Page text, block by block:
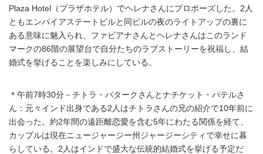
Plaza Hotel（プラザホテル）でヘレナさんにプロポーズした。2人
ともエンパイアステートビルと同ビルの夜のライトアップの裏に
ある意味に魅入られ、ファビアナさんとヘレナさんはこのランド
マークの86階の展望台で自分たちのラブストーリーを祝福し、結
婚式を挙げることを楽しみにしている。
＊午前7時30分－チトラ・パタークさんとナチケット・パテルさ
ん：元々インド出身である2人はチトラさんの兄の紹介で10年前に
出会った。約2年間の遠距離恋愛を含む5年にわたる関係を経て、
カップルは現在ニュージャージー州ジャージーシティで幸せに暮
らしている。2人はインドで盛大な伝統的結婚式を挙げる予定だ